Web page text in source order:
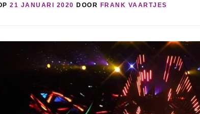
21 JANUARI 2020 DOOR FRANK VAARTJES